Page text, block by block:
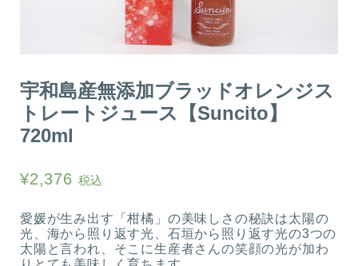
宇和島産無添加ブラッドオレンジス
トレートジュース【Suncito】
720ml
¥2,376 税込
愛媛が生み出す「柑橘」の美味しさの秘訣は太陽の
光、海から照り返す光、石垣から照り返す光の3つの
太陽と言われ、そこに生産者さんの笑顔の光が加わ